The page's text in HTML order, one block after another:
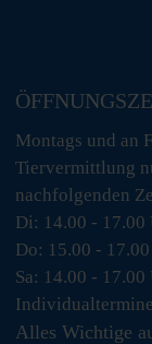
Montags und an
Tiervermittlung
nachfolgenden
Di: 14.00 - 17.00
Do: 15.00 -
Sa: 14.00 -
Alles Wichtige